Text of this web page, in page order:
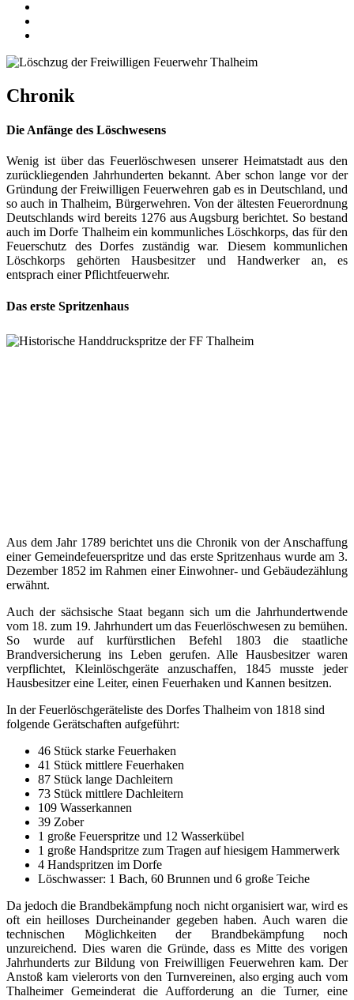
Chronik
Die Anfänge des Löschwesens
Wenig ist über das Feuerlöschwesen unserer Heimatstadt aus den
zurückliegenden Jahrhunderten bekannt. Aber schon lange vor der
Gründung der Freiwilligen Feuerwehren gab es in Deutschland, und
so auch in Thalheim, Bürgerwehren. Von der ältesten Feuerordnung
Deutschlands wird bereits 1276 aus Augsburg berichtet. So bestand
auch im Dorfe Thalheim ein kommunliches Löschkorps, das für den
Feuerschutz des Dorfes zuständig war. Diesem kommunlichen
Löschkorps gehörten Hausbesitzer und Handwerker an, es
entsprach einer Pflichtfeuerwehr.
Das erste Spritzenhaus
Aus dem Jahr 1789 berichtet uns die Chronik von der Anschaffung
einer Gemeindefeuerspritze und das erste Spritzenhaus wurde am 3.
Dezember 1852 im Rahmen einer Einwohner- und Gebäudezählung
erwähnt.
Auch der sächsische Staat begann sich um die Jahrhundertwende
vom 18. zum 19. Jahrhundert um das Feuerlöschwesen zu bemühen.
So wurde auf kurfürstlichen Befehl 1803 die staatliche
Brandversicherung ins Leben gerufen. Alle Hausbesitzer waren
verpflichtet, Kleinlöschgeräte anzuschaffen, 1845 musste jeder
Hausbesitzer eine Leiter, einen Feuerhaken und Kannen besitzen.
In der Feuerlöschgeräteliste des Dorfes Thalheim von 1818 sind
folgende Gerätschaften aufgeführt:
46 Stück starke Feuerhaken
41 Stück mittlere Feuerhaken
87 Stück lange Dachleitern
73 Stück mittlere Dachleitern
109 Wasserkannen
39 Zober
1 große Feuerspritze und 12 Wasserkübel
1 große Handspritze zum Tragen auf hiesigem Hammerwerk
4 Handspritzen im Dorfe
Löschwasser: 1 Bach, 60 Brunnen und 6 große Teiche
Da jedoch die Brandbekämpfung noch nicht organisiert war, wird es
oft ein heilloses Durcheinander gegeben haben. Auch waren die
technischen Möglichkeiten der Brandbekämpfung noch
unzureichend. Dies waren die Gründe, dass es Mitte des vorigen
Jahrhunderts zur Bildung von Freiwilligen Feuerwehren kam. Der
Anstoß kam vielerorts von den Turnvereinen, also erging auch vom
Thalheimer Gemeinderat die Aufforderung an die Turner, eine